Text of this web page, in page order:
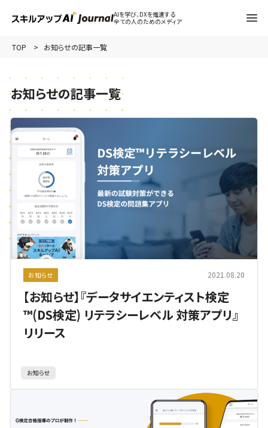
AIを学び、DXを推進する
全ての人のためのメディア
TOP お知らせの記事一覧
お知らせの記事一覧
お知らせ 2021.08.20
【お知らせ】『データサイエンティスト検定
™(DS検定) リテラシーレベル 対策アプリ』
リリース
お知らせ